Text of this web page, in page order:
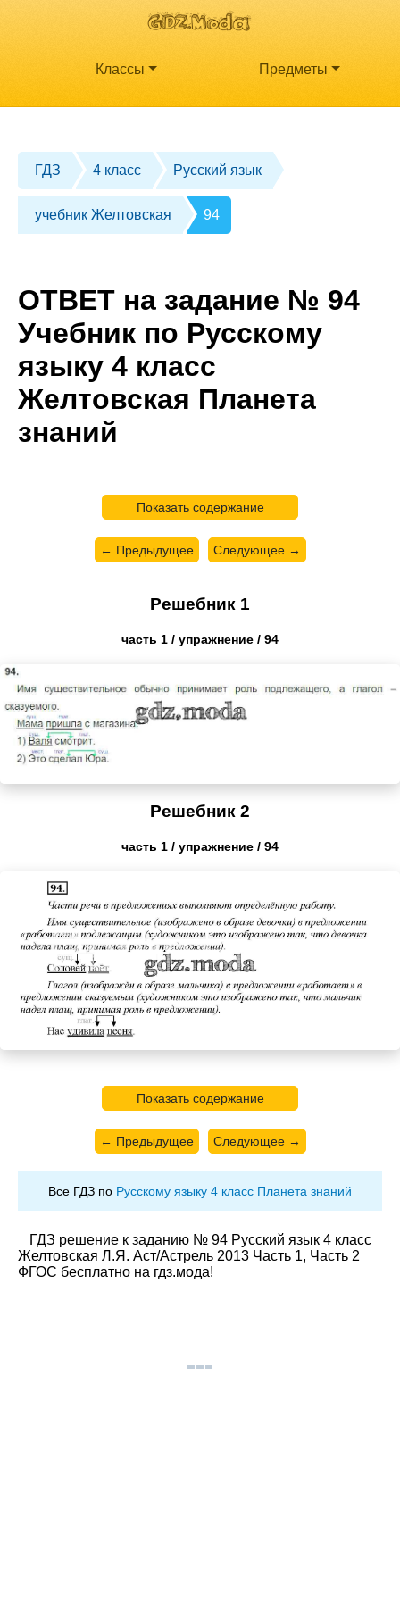
Классы Предметы
ГДЗ 4 класс Русский язык
учебник Желтовская 94
ОТВЕТ на задание № 94
Учебник по Русскому
языку 4 класс
Желтовская Планета
знаний
Показать содержание
← Предыдущее Следующее →
Решебник 1
часть 1 / упражнение / 94
Решебник 2
часть 1 / упражнение / 94
Показать содержание
← Предыдущее Следующее →
Все ГДЗ по Русскому языку 4 класс Планета знаний
ГДЗ решение к заданию № 94 Русский язык 4 класс
Желтовская Л.Я. Аст/Астрель 2013 Часть 1, Часть 2
ФГОС бесплатно на гдз.мода!